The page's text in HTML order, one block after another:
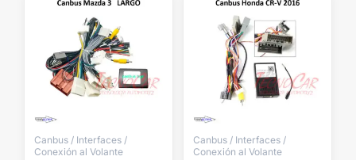
Canbus / Interfaces /
Conexión al Volante
Canbus / Interfaces /
Conexión al Volante